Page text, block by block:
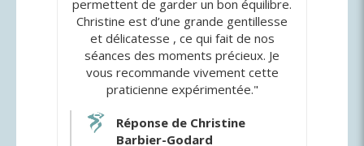
permettent de garder un bon équilibre.
Christine est d’une grande gentillesse
et délicatesse , ce qui fait de nos
séances des moments précieux. Je
vous recommande vivement cette
praticienne expérimentée."
Réponse de Christine
Barbier-Godard